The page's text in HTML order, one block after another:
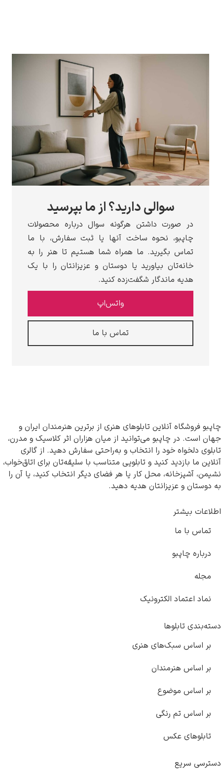
سوالی دارید؟ از ما بپرسید
در صورت داشتن هرگونه سوال درباره محصولات
چاپبو، نحوه ساخت آنها یا ثبت سفارش، با ما
تماس بگیرید. ما همراه شما هستیم تا هنر را به
خانه‌تان بیاورید یا دوستان و عزیزانتان را با یک
هدیه ماندگار شگفت‌زده کنید.
واتس‌اپ
تماس با ما
چاپبو فروشگاه آنلاین تابلوهای هنری از برترین هنرمندان ایران و
جهان است. در چاپبو می‌توانید از میان هزاران اثر کلاسیک و مدرن،
تابلوی دلخواه خود را انتخاب و به‌راحتی سفارش دهید. از گالری
آنلاین ما بازدید کنید و تابلویی متناسب با سلیقه‌تان برای اتاق‌خواب،
نشیمن، آشپزخانه، محل کار یا هر فضای دیگر انتخاب کنید، یا آن را
به دوستان و عزیزانتان هدیه دهید.
اطلاعات بیشتر
تماس با ما
درباره چاپبو
مجله
نماد اعتماد الکترونیک
دسته‌بندی تابلوها
بر اساس سبک‌های هنری
بر اساس هنرمندان
بر اساس موضوع
بر اساس تم رنگی
تابلوهای عکس
دسترسی سریع